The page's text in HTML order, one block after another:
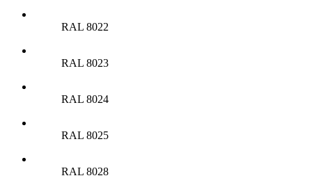
RAL 8022
RAL 8023
RAL 8024
RAL 8025
RAL 8028